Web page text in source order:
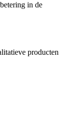
in de
producten